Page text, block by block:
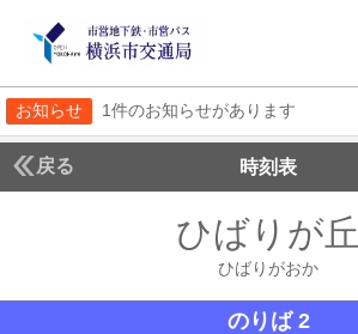
お知らせ 1件のお知らせがあります
戻る 時刻表
ひばりが丘
ひばりがおか
のりば 2